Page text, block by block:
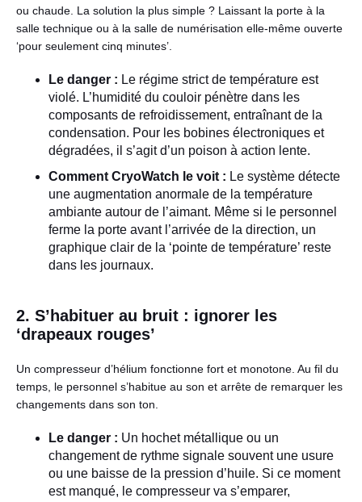
ou chaude. La solution la plus simple ? Laissant la porte à la
salle technique ou à la salle de numérisation elle-même ouverte
‘pour seulement cinq minutes’.
Le danger : Le régime strict de température est
violé. L’humidité du couloir pénètre dans les
composants de refroidissement, entraînant de la
condensation. Pour les bobines électroniques et
dégradées, il s’agit d’un poison à action lente.
Comment CryoWatch le voit : Le système détecte
une augmentation anormale de la température
ambiante autour de l’aimant. Même si le personnel
ferme la porte avant l’arrivée de la direction, un
graphique clair de la ‘pointe de température’ reste
dans les journaux.
2. S’habituer au bruit : ignorer les
‘drapeaux rouges’
Un compresseur d’hélium fonctionne fort et monotone. Au fil du
temps, le personnel s’habitue au son et arrête de remarquer les
changements dans son ton.
Le danger : Un hochet métallique ou un
changement de rythme signale souvent une usure
ou une baisse de la pression d’huile. Si ce moment
est manqué, le compresseur va s’emparer,